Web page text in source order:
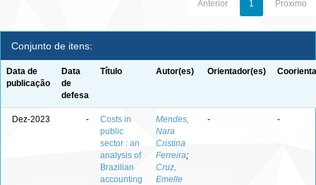
Anterior 1 Próximo
Conjunto de itens:
Data de
publicação
Data
de
defesa
Título Autor(es) Orientador(es)
Dez-2023 -
Costs in
public
sector : an
analysis of
Brazilian
accounting
Mendes,
Nara
Cristina
Ferreira;
Cruz,
Emelle
- -